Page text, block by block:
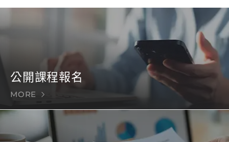
公開課程報名
MORE